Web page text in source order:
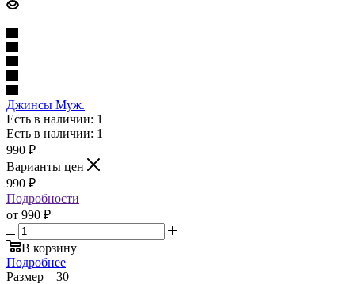
Джинсы Муж.
Есть в наличии: 1
Есть в наличии: 1
990 ₽
Варианты цен
990 ₽
Подробности
от 990 ₽
В корзину
Подробнее
Размер—30